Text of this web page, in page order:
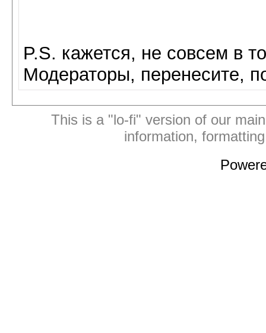
P.S. кажется, не совсем в
Модераторы, перенесите,
This is a "lo-fi" version of our
information,